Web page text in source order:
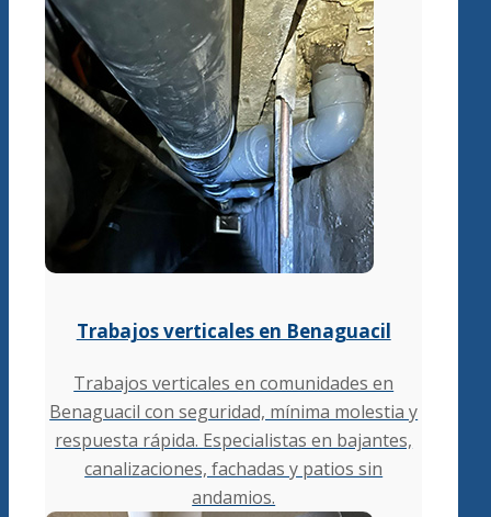
Trabajos verticales en Benaguacil
Trabajos verticales en comunidades en
Benaguacil con seguridad, mínima molestia y
respuesta rápida. Especialistas en bajantes,
canalizaciones, fachadas y patios sin
andamios.